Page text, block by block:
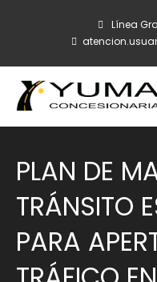
Línea
PLAN DE
TRÁNSITO
PARA